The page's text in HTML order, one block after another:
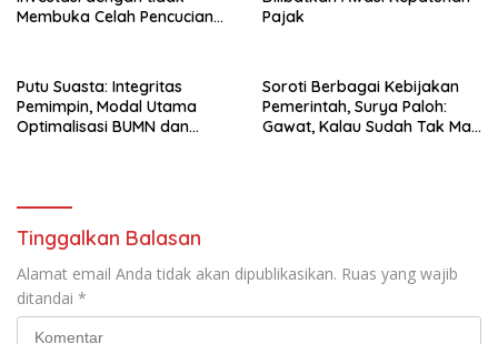
Membuka Celah Pencucian
Pajak
Putu Suasta: Integritas
Pemimpin, Modal Utama
Optimalisasi BUMN dan
Soroti Berbagai Kebijakan
Pemerintah, Surya Paloh:
Gawat, Kalau Sudah Tak Mau
Tinggalkan Balasan
Alamat email Anda tidak akan dipublikasikan. Ruas yang wajib
ditandai *